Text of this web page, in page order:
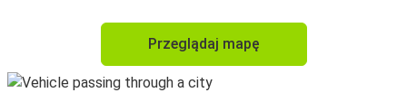
Przeglądaj mapę